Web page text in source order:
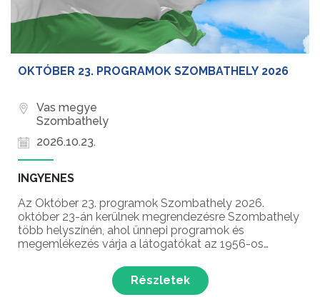
OKTÓBER 23. PROGRAMOK SZOMBATHELY 2026
Vas megye
Szombathely
2026.10.23.
INGYENES
Az Október 23. programok Szombathely 2026.
október 23-án kerülnek megrendezésre Szombathely
több helyszínén, ahol ünnepi programok és
megemlékezés várja a látogatókat az 1956-os
Részletek